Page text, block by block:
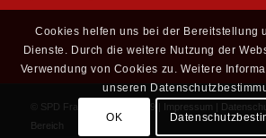
© SPD Fraktion Kassel 2019 | Impressum
Bereich
Cookies helfen uns bei der Bereitstellung
Dienste. Durch die weitere Nutzung der
Verwendung von Cookies zu. Weitere
unseren
OK